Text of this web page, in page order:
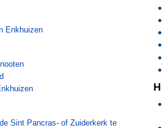
Enkhuizen
Sint Pancras- of Zuiderkerk te
H